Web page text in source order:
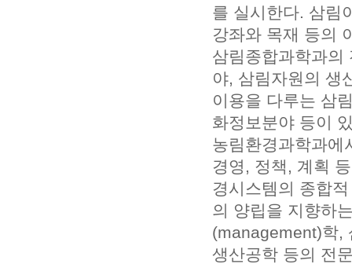
를 실시한다. 삼림
강좌와 목재 등의
삼림종합과학과의
야, 삼림자원의 생
이용을 다루는 삼
화정보분야 등이
농림환경과학과에
경영, 정책, 계획
경시스템의 종합
의 양립을 지향하
(management)학,
생산공학 등의 전